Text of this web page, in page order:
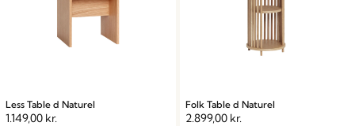
Less Table d Naturel
1.149,00 kr.
Folk Table d Naturel
2.899,00 kr.